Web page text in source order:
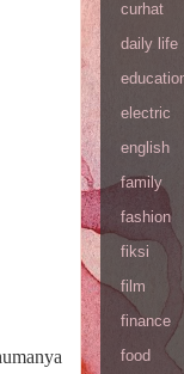
curhat
daily life
electric
english
family
fashion
fiksi
film
finance
food